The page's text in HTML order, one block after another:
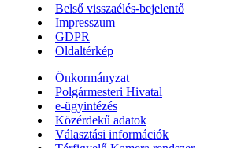
Belső visszaélés-bejelentő
Impresszum
GDPR
Oldaltérkép
Önkormányzat
Polgármesteri Hivatal
e-ügyintézés
Közérdekű adatok
Választási információk